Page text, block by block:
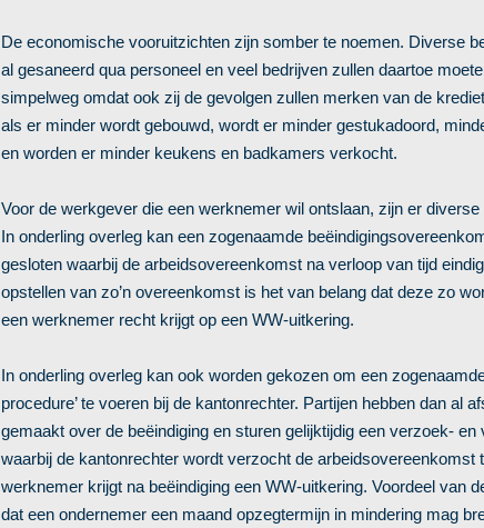
De economische vooruitzichten zijn somber te noemen. Diverse
al gesaneerd qua personeel en veel bedrijven zullen daartoe
simpelweg omdat ook zij de gevolgen zullen merken van de
als er minder wordt gebouwd, wordt er minder gestukadoord,
en worden er minder keukens en badkamers verkocht.
Voor de werkgever die een werknemer wil ontslaan, zijn er diverse
In onderling overleg kan een zogenaamde
gesloten waarbij de arbeidsovereenkomst na verloop van tijd
opstellen van zo’n overeenkomst is het van belang dat deze zo
een werknemer recht krijgt op een WW-uitkering.
In onderling overleg kan ook worden gekozen om een
procedure’ te voeren bij de kantonrechter. Partijen hebben dan al
gemaakt over de beëindiging en sturen gelijktijdig een verzoek- en
waarbij de kantonrechter wordt verzocht de arbeidsovereenkomst
werknemer krijgt na beëindiging een WW-uitkering. Voordeel van
dat een ondernemer een maand opzegtermijn in mindering mag